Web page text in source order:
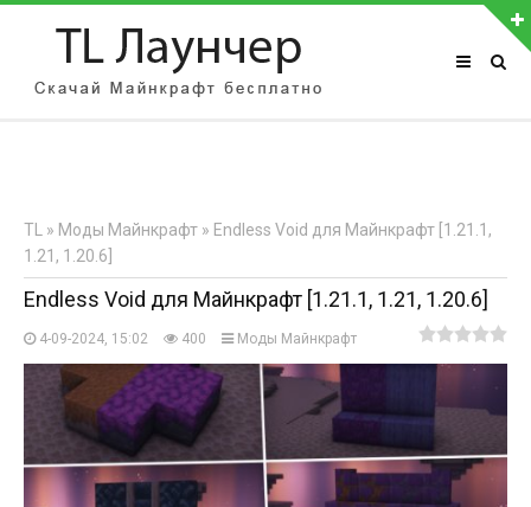
АВТОРИЗАЦИЯ НА САЙТЕ
Регистрация
TL » Моды Майнкрафт » Endless Void для Майнкрафт [1.21.1,
1.21, 1.20.6]
Endless Void для Майнкрафт [1.21.1, 1.21, 1.20.6]
4-09-2024, 15:02 400 Моды Майнкрафт